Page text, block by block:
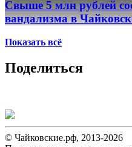
Свыше 5 млн рублей
вандализма в
Показать всё
Поделиться
© Чайковские.рф, 2013-2026